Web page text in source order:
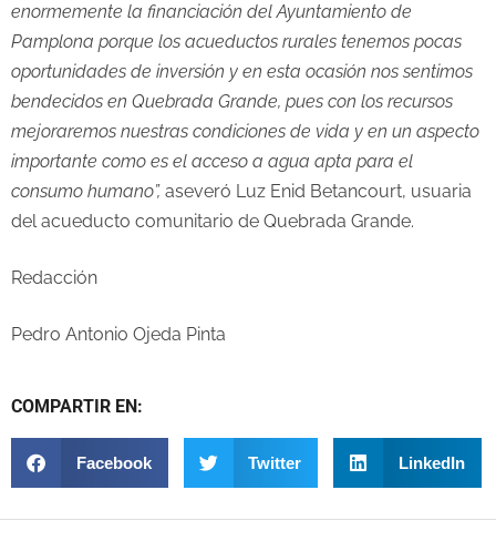
enormemente la financiación del Ayuntamiento de
Pamplona porque los acueductos rurales tenemos pocas
oportunidades de inversión y en esta ocasión nos sentimos
bendecidos en Quebrada Grande, pues con los recursos
mejoraremos nuestras condiciones de vida y en un aspecto
importante como es el acceso a agua apta para el
consumo humano”, aseveró Luz Enid Betancourt, usuaria
del acueducto comunitario de Quebrada Grande.
Redacción
Pedro Antonio Ojeda Pinta
COMPARTIR EN:
Facebook Twitter LinkedIn